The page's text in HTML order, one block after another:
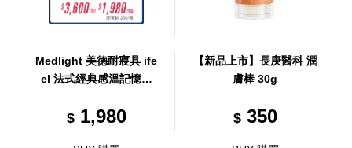
Medlight 美德耐寢具 ife
el 法式經典感溫記憶枕
$1,980
【新品上市】長庚醫科 潤
膚棒 30g
$350